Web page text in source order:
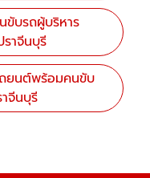
บรถผู้บริหาร
าจีนบุรี
ยนต์พร้อมคนขับ
จีนบุรี